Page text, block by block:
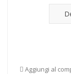
Aggiungi al